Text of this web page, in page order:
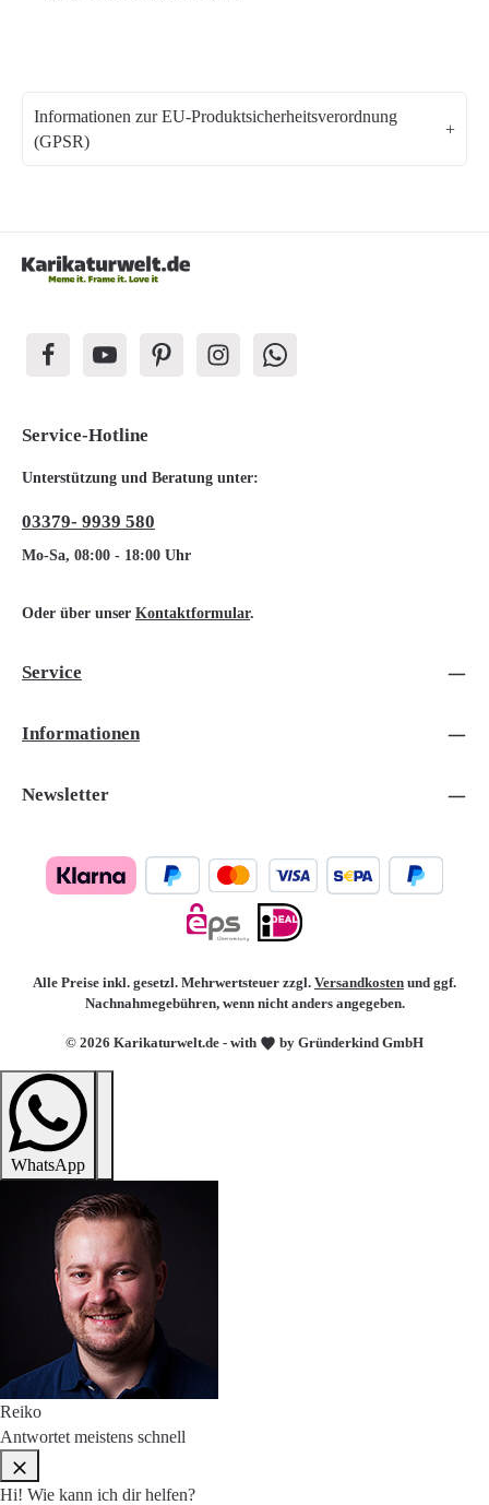
Informationen zur EU-Produktsicherheitsverordnung
(GPSR)
Service-Hotline
Unterstützung und Beratung unter:
03379- 9939 580
Mo-Sa, 08:00 - 18:00 Uhr
Oder über unser Kontaktformular.
Service
Informationen
Newsletter
© 2026 Karikaturwelt.de - with by Gründerkind GmbH
Alle Preise inkl. gesetzl. Mehrwertsteuer zzgl. Versandkosten und ggf.
Nachnahmegebühren, wenn nicht anders angegeben.
WhatsApp
Reiko
Antwortet meistens schnell
Hi! Wie kann ich dir helfen?